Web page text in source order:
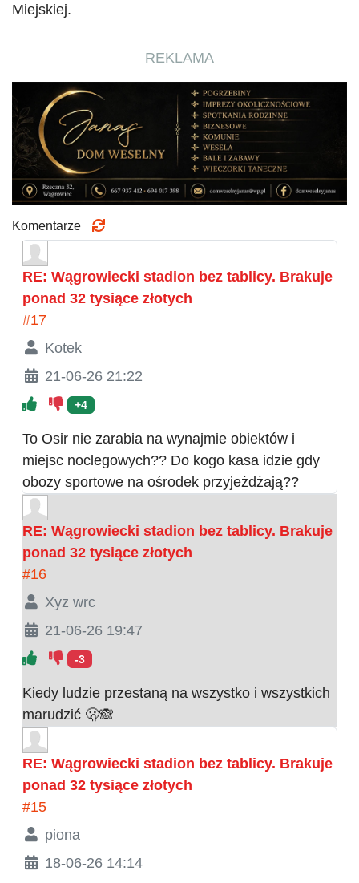
Miejskiej.
REKLAMA
Komentarze
RE: Wągrowiecki stadion bez tablicy. Brakuje
ponad 32 tysiące złotych
#17
Kotek
21-06-26 21:22
+4
To Osir nie zarabia na wynajmie obiektów i
miejsc noclegowych?? Do kogo kasa idzie gdy
obozy sportowe na ośrodek przyjeżdżają??
RE: Wągrowiecki stadion bez tablicy. Brakuje
ponad 32 tysiące złotych
#16
Xyz wrc
21-06-26 19:47
-3
Kiedy ludzie przestaną na wszystko i wszystkich
marudzić 🫢🙈
RE: Wągrowiecki stadion bez tablicy. Brakuje
ponad 32 tysiące złotych
#15
piona
18-06-26 14:14